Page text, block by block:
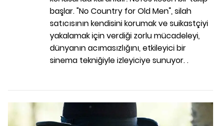
başlar. "No Country for Old Men", silah
satıcısının kendisini korumak ve suikastçiyi
yakalamak için verdiği zorlu mücadeleyi,
dünyanın acımasızlığını, etkileyici bir
sinema tekniğiyle izleyiciye sunuyor. .